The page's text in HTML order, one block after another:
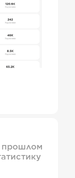
прошлом